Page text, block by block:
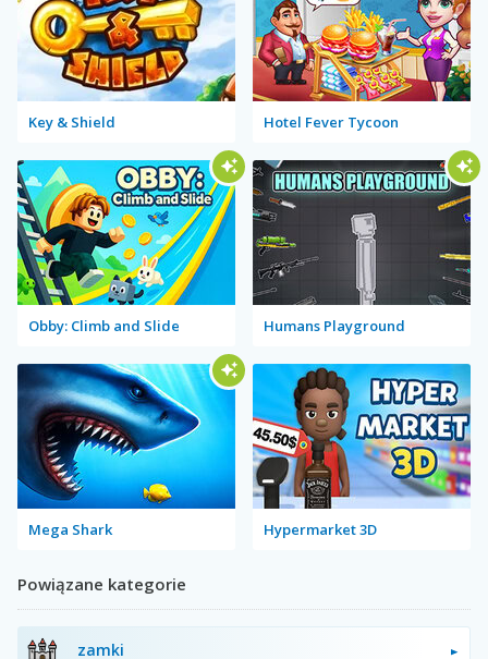
Key & Shield Hotel Fever Tycoon
Obby: Climb and Slide Humans Playground
Mega Shark Hypermarket 3D
Powiązane kategorie
zamki